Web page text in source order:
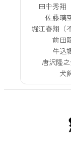
田中秀翔
佐藤璃
堀江春翔（
前田
牛込
唐沢隆
犬